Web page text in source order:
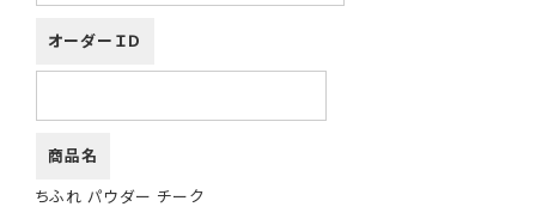
オーダーＩＤ
商品名
ちふれ パウダー チーク